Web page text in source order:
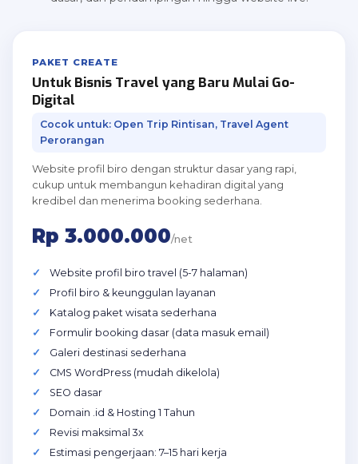
PAKET CREATE
Untuk Bisnis Travel yang Baru Mulai Go-
Digital
Cocok untuk: Open Trip Rintisan, Travel Agent
Perorangan
Website profil biro dengan struktur dasar yang rapi,
cukup untuk membangun kehadiran digital yang
kredibel dan menerima booking sederhana.
Rp 3.000.000/net
Website profil biro travel (5-7 halaman)
Profil biro & keunggulan layanan
Katalog paket wisata sederhana
Formulir booking dasar (data masuk email)
Galeri destinasi sederhana
CMS WordPress (mudah dikelola)
SEO dasar
Domain .id & Hosting 1 Tahun
Revisi maksimal 3x
Estimasi pengerjaan: 7–15 hari kerja